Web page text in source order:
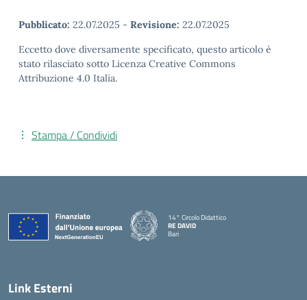
Pubblicato: 22.07.2025 - Revisione: 22.07.2025
Eccetto dove diversamente specificato, questo articolo è
stato rilasciato sotto Licenza Creative Commons
Attribuzione 4.0 Italia.
Stampa / Condividi
14° Circolo Didattico
RE DAVID
Bari
Link Esterni